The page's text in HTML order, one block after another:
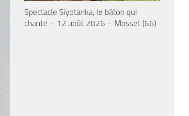
Spectacle Siyotanka, le bâton qui
chante – 12 août 2026 – Mosset (66)